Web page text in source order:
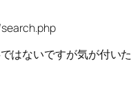
はないですが気が付いた